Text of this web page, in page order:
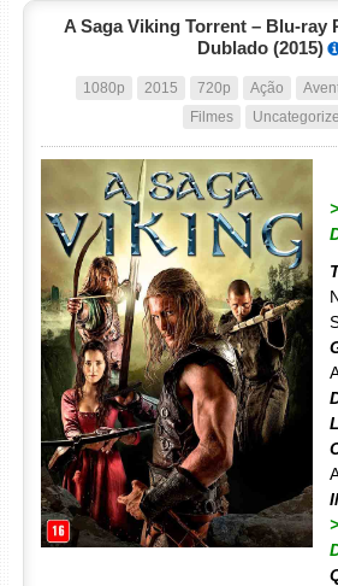
A Saga Viking Torrent – Blu-ray
Dublado (2015)
1080p 2015 720p Ação
Filmes